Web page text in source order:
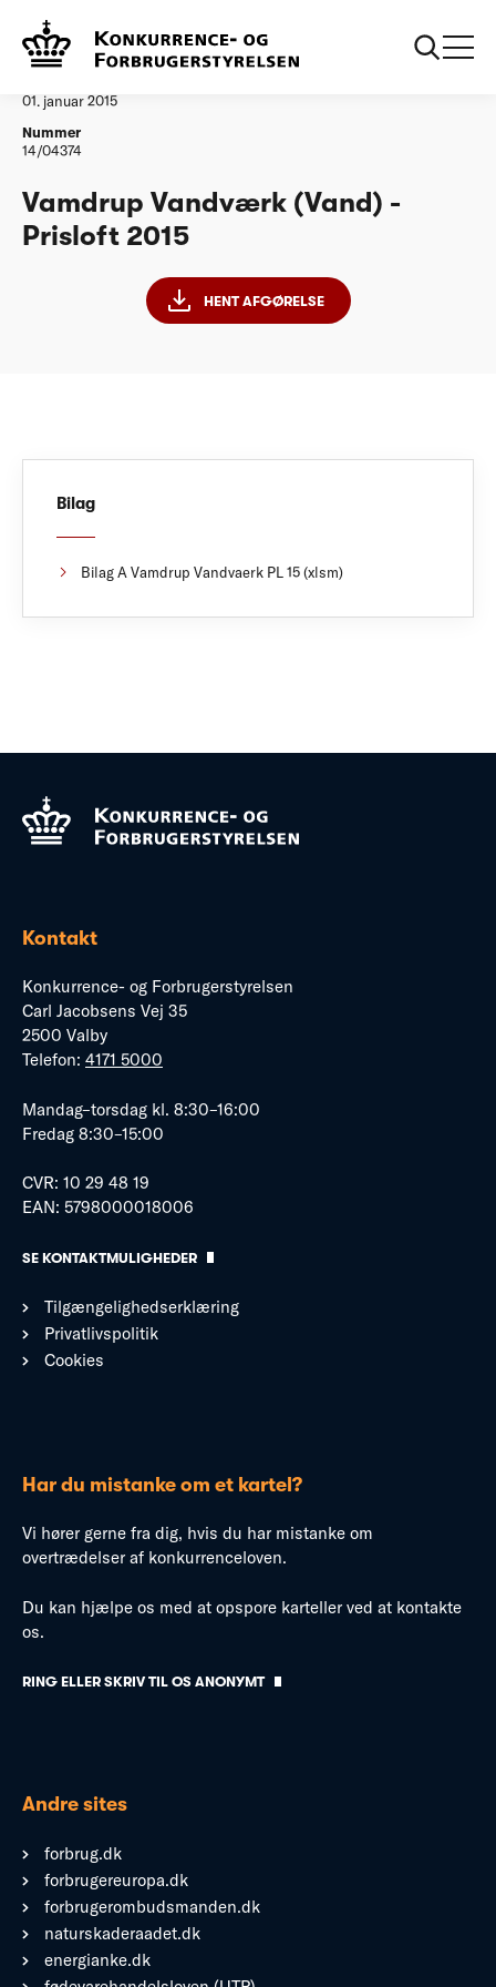
Vandtilsyn
01. januar 2015
Nummer
14/04374
Vamdrup Vandværk (Vand) -
Prisloft 2015
HENT AFGØRELSE
Bilag
Bilag A Vamdrup Vandvaerk PL 15 (xlsm)
Kontakt
Konkurrence- og Forbrugerstyrelsen
Carl Jacobsens Vej 35
2500 Valby
Telefon: 4171 5000
Mandag–torsdag kl. 8:30–16:00
Fredag 8:30–15:00
CVR: 10 29 48 19
EAN: 5798000018006
SE KONTAKTMULIGHEDER
Tilgængelighedserklæring
Privatlivspolitik
Cookies
Har du mistanke om et kartel?
Vi hører gerne fra dig, hvis du har mistanke om
overtrædelser af konkurrenceloven.
Du kan hjælpe os med at opspore karteller ved at kontakte
os.
RING ELLER SKRIV TIL OS ANONYMT
Andre sites
forbrug.dk
forbrugereuropa.dk
forbrugerombudsmanden.dk
naturskaderaadet.dk
energianke.dk